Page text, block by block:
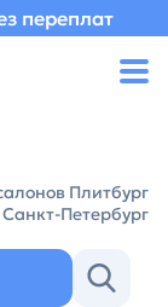
переплат
Плитбург
Санкт-Петербург